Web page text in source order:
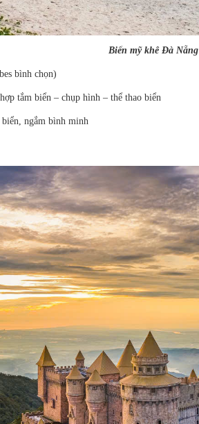
Biển mỹ khê Đà Nẵng
bình chọn)
tắm biển – chụp hình – thể thao biển
ngắm bình minh